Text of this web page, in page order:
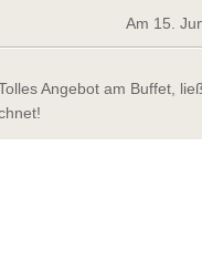
Am 15.
Angebot am Buffet,